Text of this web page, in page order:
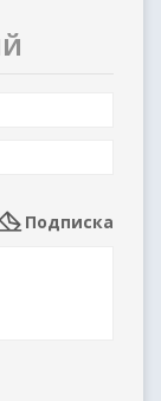
Подписка